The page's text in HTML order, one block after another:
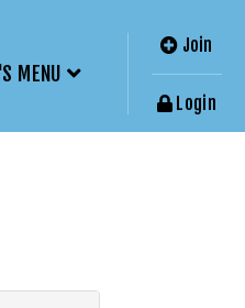
MENU
Join
Login